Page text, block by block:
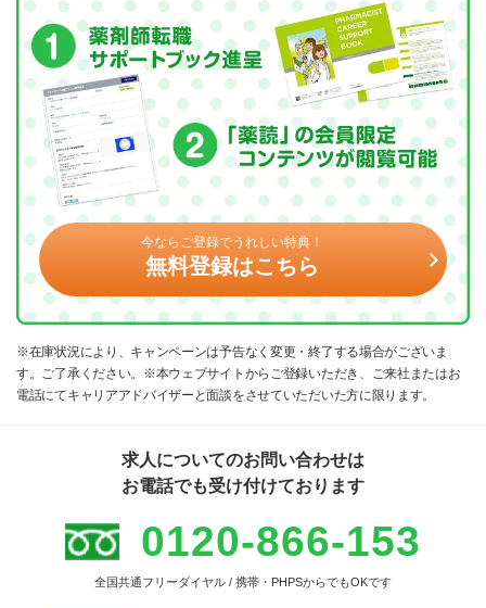
今ならご登録でうれしい特典！
無料登録はこちら
※在庫状況により、キャンペーンは予告なく変更・終了する場合がございま
す。ご了承ください。※本ウェブサイトからご登録いただき、ご来社またはお
電話にてキャリアアドバイザーと面談をさせていただいた方に限ります。
求人についてのお問い合わせは
お電話でも受け付けております
0120-866-153
全国共通フリーダイヤル / 携帯・PHPSからでもOKです